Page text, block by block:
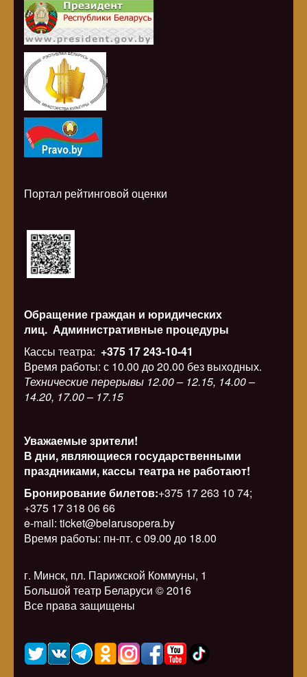
i
Портал рейтинговой оценки
Обращение граждан и юридических
лиц. Административные процедуры
Кассы театра: +375 17 243-10-41
Время работы: с 10.00 до 20.00 без выходных.
Технические перерывы 12.00 – 12.15, 14.00 –
14.20, 17.00 – 17.15
Уважаемые зрители!
В дни, являющиеся государственными
праздниками, кассы театра не работают!
Бронирование билетов:+375 17 263 10 74;
+375 17 318 06 66
e-mail: ticket@belarusopera.by
Время работы: пн-пт. с 09.00 до 18.00
г. Минск, пл. Парижской Коммуны, 1
Большой театр Беларуси © 2016
Все права защищены